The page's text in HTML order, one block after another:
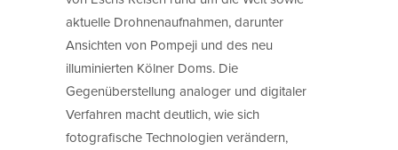
aktuelle Drohnenaufnahmen, darunter
Ansichten von Pompeji und des neu
illuminierten Kölner Doms. Die
Gegenüberstellung analoger und digitaler
Verfahren macht deutlich, wie sich
fotografische Technologien verändern,